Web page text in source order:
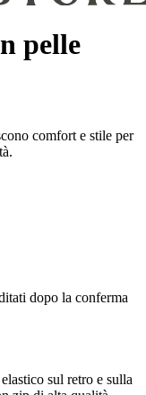
pelle
comfort e stile per
dopo la conferma
sul retro e sulla